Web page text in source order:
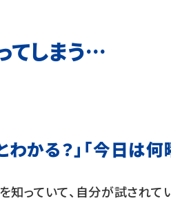
てしまう…
わかる？」「今日は
知っていて、自分が試されて